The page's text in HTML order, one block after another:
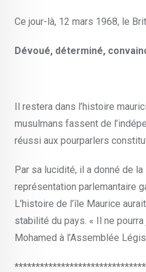
Ce jour-là, 12 mars 1968, le
Dévoué, déterminé,
Il restera dans l’histoire
musulmans fassent de
réussi aux pourparlers
Par sa lucidité, il a donné de
représentation parlemantaire
L’histoire de l’île Maurice
stabilité du pays. « Il ne
Mohamed à l’Assemblée